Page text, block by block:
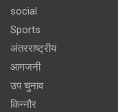
social
Sports
अंतरराष्ट्रीय
आगजनी
उप चुनाव
किन्नौर